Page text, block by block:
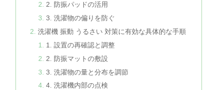
2. 防振パッドの活用
3. 洗濯物の偏りを防ぐ
洗濯機 振動 うるさい 対策に有効な具体的な手順
1. 設置の再確認と調整
2. 防振マットの敷設
3. 洗濯物の量と分布を調節
4. 洗濯機内部の点検